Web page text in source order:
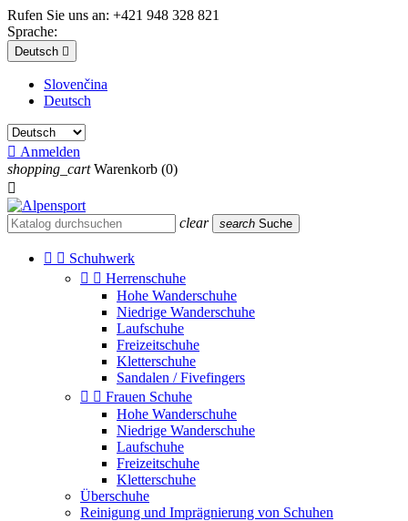
Rufen Sie uns an: +421 948 328 821
Sprache:
Deutsch 
Slovenčina
Deutsch
 Anmelden
shopping_cart Warenkorb (0)

clear search Suche
  Schuhwerk
  Herrenschuhe
Hohe Wanderschuhe
Niedrige Wanderschuhe
Laufschuhe
Freizeitschuhe
Kletterschuhe
Sandalen / Fivefingers
  Frauen Schuhe
Hohe Wanderschuhe
Niedrige Wanderschuhe
Laufschuhe
Freizeitschuhe
Kletterschuhe
Überschuhe
Reinigung und Imprägnierung von Schuhen